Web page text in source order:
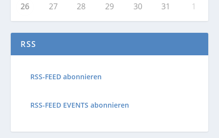
26 27 28 29 30 31 1
RSS
RSS-FEED abonnieren
RSS-FEED EVENTS abonnieren